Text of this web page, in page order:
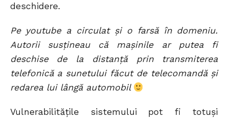
deschidere.
Pe youtube a circulat și o farsă în domeniu.
Autorii susțineau că mașinile ar putea fi
deschise de la distanță prin transmiterea
telefonică a sunetului făcut de telecomandă și
redarea lui lângă automobil
Vulnerabilitățile sistemului pot fi totuși